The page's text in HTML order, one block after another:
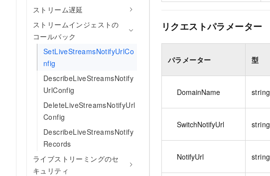
ストリーム遅延
ストリームインジェストの
コールバック
SetLiveStreamsNotifyUrlCo
nfig
DescribeLiveStreamsNotify
UrlConfig
DeleteLiveStreamsNotifyUrl
Config
DescribeLiveStreamsNotify
Records
ライブストリーミングのセ
キュリティ
リクエストパラメーター
パラメーター 型
DomainName string
SwitchNotifyUrl string
NotifyUrl string